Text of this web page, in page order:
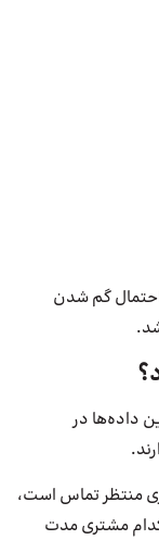
گم شدن
داده‌ها در
منتظر تماس است،
مشتری مدت